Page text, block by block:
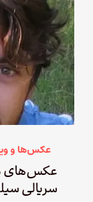
عکس‌ها و
سریالی